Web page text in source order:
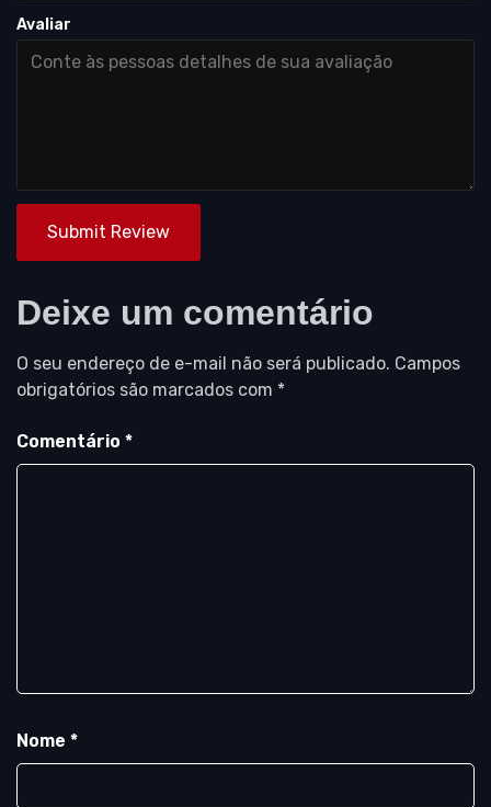
Avaliar
Submit Review
Deixe um comentário
O seu endereço de e-mail não será publicado. Campos
obrigatórios são marcados com *
Comentário *
Nome *